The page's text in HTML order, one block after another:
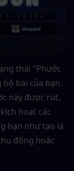
thái "Phước
bài của bạn.
này được rút,
hoạt các
hạn như tạo lá
động hoặc